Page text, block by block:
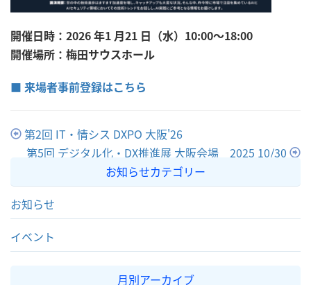
開催日時：2026 年1 月21 日（水）10:00～18:00
開催場所：梅田サウスホール
■ 来場者事前登録はこちら
第2回 IT・情シス DXPO 大阪'26
第5回 デジタル化・DX推進展 大阪会場 2025 10/30
お知らせカテゴリー
お知らせ
イベント
月別アーカイブ